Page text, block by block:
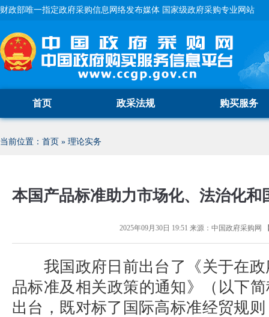
财政部唯一指定政府采购信息网络发布媒体 国家级政府采购专业网站
首页 政采法规 购买服务
当前位置： 首页 » 理论实务
本国产品标准助力市场化、法治化和
2025年09月30日 19:51 来源： 中国政府采购网
我国政府日前出台了《关于在政
品标准及相关政策的通知》（以下
出台，既对标了国际高标准经贸规